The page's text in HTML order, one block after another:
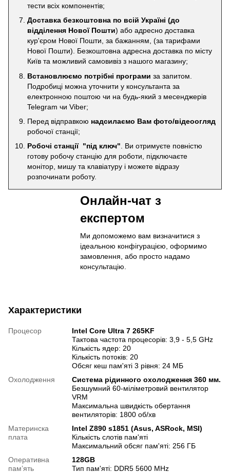
тести всіх компонентів;
Доставка безкоштовна по всій Україні (до
відділення Нової Пошти) або адресно доставка
кур'єром Нової Пошти, за бажанням, (за тарифами
Нової Пошти). Безкоштовна адресна доставка по місту
Київ та можливий самовивіз з нашого магазину;
Встановлюємо потрібні програми за запитом.
Подробиці можна уточнити у консультанта за
електронною поштою чи на будь-який з месенджерів
Telegram чи Viber;
Перед відправкою надсилаємо Вам фото/відеоогляд
робочої станції;
Робочі станції "під ключ". Ви отримуєте повністю
готову робочу станцію для роботи, підключаєте
монітор, мишу та клавіатуру і можете відразу
розпочинати роботу.
Онлайн-чат з
експертом
Ми допоможемо вам визначитися з
ідеальною конфігурацією, оформимо
замовлення, або просто надамо
консультацію.
Характеристики
Процесор
Intel Core Ultra 7 265KF
Тактова частота процесорів: 3,9 - 5,5 GHz
Кількість ядер: 20
Кількість потоків: 20
Обсяг кеш пам'яті 3 рівня: 24 МБ
Охолодження
Система рідинного охолодження 360 мм.
Безшумний 60-міліметровий вентилятор
VRM
Максимальна швидкість обертання
вентиляторів: 1800 об/хв
Материнска
плата
Intel Z890 s1851 (Asus, ASRock, MSI)
Кількість слотів пам'яті
Максимальний обсяг пам'яті: 256 ГБ
Оперативна
памʼять
128GB
Тип пам'яті: DDR5 5600 MHz